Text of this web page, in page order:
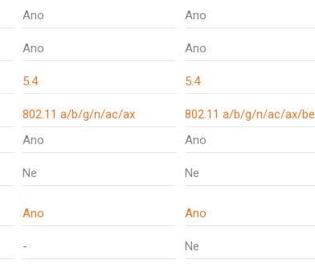
Ano Ano
Ano Ano
5.4 5.4
802.11 a/b/g/n/ac/ax 802.11 a/b/g/n/ac/ax/be
Ano Ano
Ne Ne
Ano Ano
- Ne